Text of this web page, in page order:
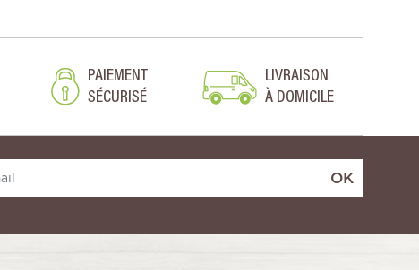
PAIEMENT
SÉCURISÉ
LIVRAISON
À DOMICILE
OK